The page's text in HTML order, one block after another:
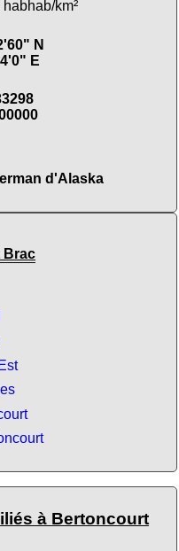
habhab/km²
N
E
d'Alaska
Brac
à Bertoncourt